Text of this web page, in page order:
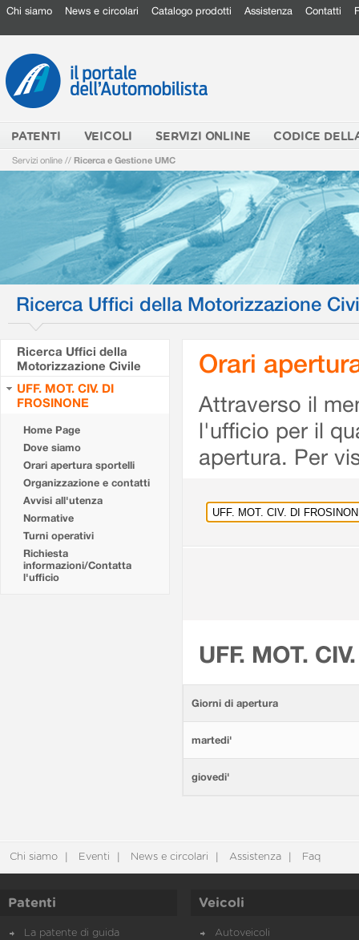
Chi siamo News e circolari Catalogo prodotti Assistenza Contatti
PATENTI VEICOLI SERVIZI ONLINE CODICE
Servizi online // Ricerca e Gestione UMC
Ricerca Uffici della Motorizzazione
Ricerca Uffici della
Motorizzazione Civile
UFF. MOT. CIV. DI
FROSINONE
Home Page
Dove siamo
Orari apertura sportelli
Organizzazione e contatti
Avvisi all'utenza
Normative
Turni operativi
Richiesta
informazioni/Contatta
l'ufficio
Orari
Attraverso il
l'ufficio per il
apertura. Per
UFF. MOT.
Giorni di apertura
martedi'
giovedi'
Chi siamo Eventi News e circolari Assistenza Faq
Patenti
La patente di guida
Veicoli
Autoveicoli